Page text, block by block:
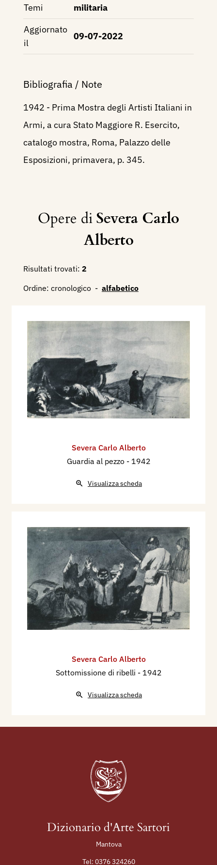
Temi
militaria
Aggiornato
il
09-07-2022
Bibliografia / Note
1942 - Prima Mostra degli Artisti Italiani in
Armi, a cura Stato Maggiore R. Esercito,
catalogo mostra, Roma, Palazzo delle
Esposizioni, primavera, p. 345.
Opere diSevera Carlo
Alberto
Risultati trovati: 2
Ordine: cronologico - alfabetico
Severa Carlo Alberto
Guardia al pezzo - 1942
Visualizza scheda
Severa Carlo Alberto
Sottomissione di ribelli - 1942
Visualizza scheda
Dizionario d'Arte Sartori
Mantova
Tel: 0376 324260